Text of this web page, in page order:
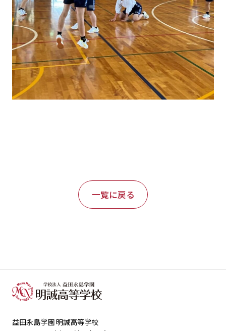
一覧に戻る
益田永島学園 明誠高等学校